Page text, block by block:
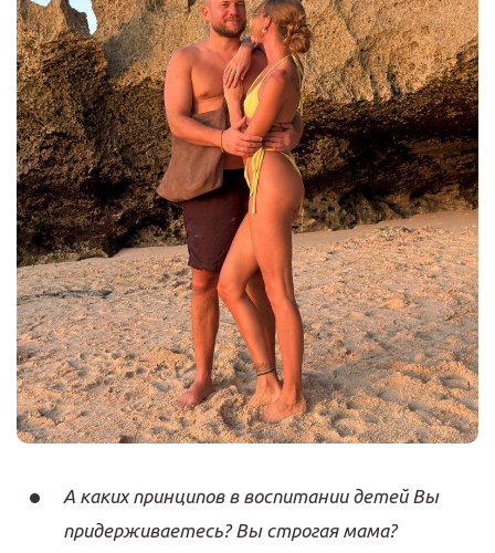
А каких принципов в воспитании детей Вы
придерживаетесь? Вы строгая мама?